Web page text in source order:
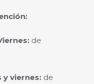
de
y viernes: de